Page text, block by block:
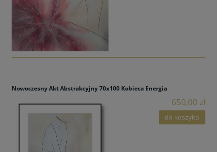
Nowoczesny Akt Abstrakcyjny 70x100 Kobieca Energia
650,00 zł
do koszyka